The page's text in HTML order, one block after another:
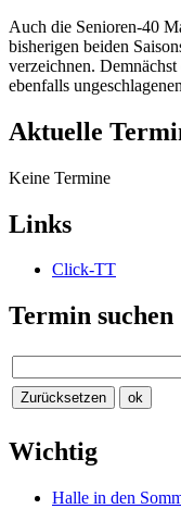
Auch die Senioren-40
bisherigen beiden
verzeichnen.
ebenfalls
Aktuelle
Keine Termine
Links
Click-TT
Termin suchen
Wichtig
Halle in den